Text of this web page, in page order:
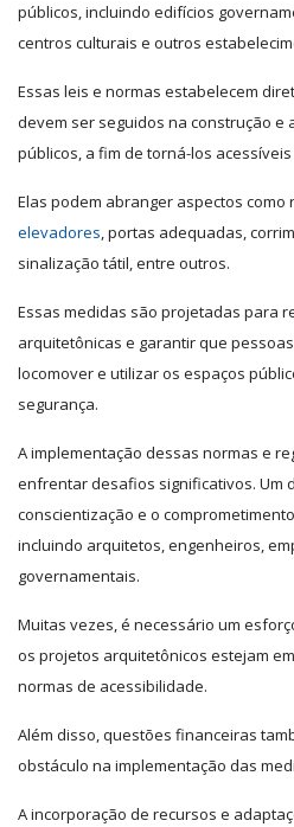
públicos, incluindo edifícios
centros culturais e outros
Essas leis e normas estabelecem
devem ser seguidos na construção e
públicos, a fim de torná-los
Elas podem abranger aspectos como
elevadores, portas adequadas,
sinalização tátil, entre outros.
Essas medidas são projetadas para
arquitetônicas e garantir que
locomover e utilizar os espaços
segurança.
A implementação dessas normas e
enfrentar desafios significativos. Um
conscientização e o
incluindo arquitetos, engenheiros,
governamentais.
Muitas vezes, é necessário um
os projetos arquitetônicos estejam
normas de acessibilidade.
Além disso, questões financeiras
obstáculo na implementação das
A incorporação de recursos e